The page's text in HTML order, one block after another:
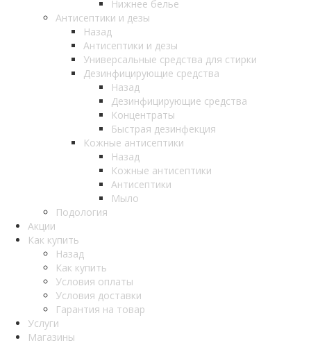
Нижнее белье
Антисептики и дезы
Назад
Антисептики и дезы
Универсальные средства для стирки
Дезинфицирующие средства
Назад
Дезинфицирующие средства
Концентраты
Быстрая дезинфекция
Кожные антисептики
Назад
Кожные антисептики
Антисептики
Мыло
Подология
Акции
Как купить
Назад
Как купить
Условия оплаты
Условия доставки
Гарантия на товар
Услуги
Магазины